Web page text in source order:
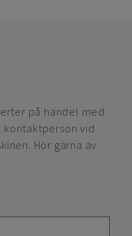
på handel med
kontaktperson vid
Hör gärna av